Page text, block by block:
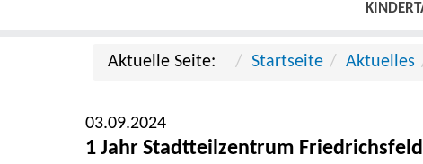
Aktuelle Seite: Startseite Aktuelles
03.09.2024
1 Jahr Stadtteilzentrum